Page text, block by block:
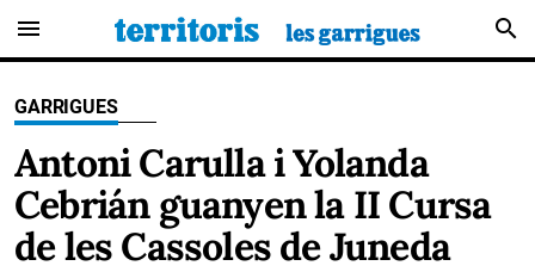
menu search
GARRIGUES
Antoni Carulla i Yolanda
Cebrián guanyen la II Cursa
de les Cassoles de Juneda